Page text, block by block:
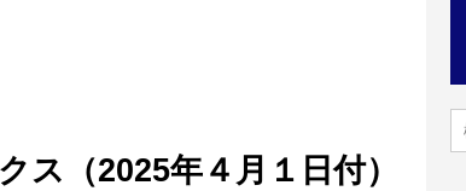
ス（2025年４月１日付）